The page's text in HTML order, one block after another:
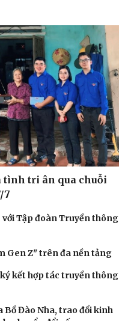
tình tri ân qua chuỗi
7
Tập đoàn Truyền thông
Gen Z" trên đa nền tảng
ký kết hợp tác truyền thông
Bồ Đào Nha, trao đổi kinh